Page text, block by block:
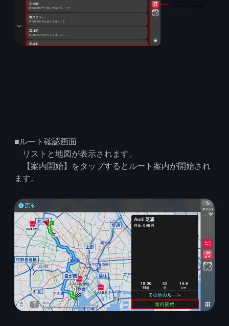
■ルート確認画面
リストと地図が表示されます。
【案内開始】をタップするとルート案内が開始され
ます。